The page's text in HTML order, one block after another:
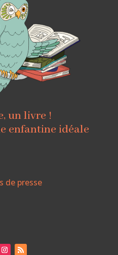
un livre !
enfantine idéale
de presse